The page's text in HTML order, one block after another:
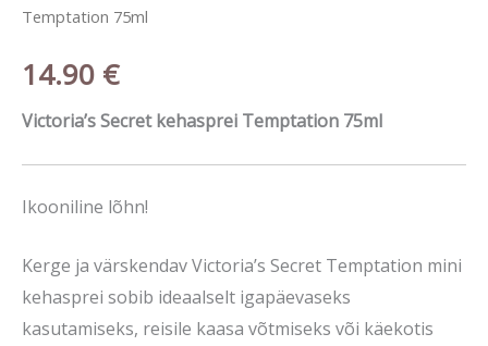
Temptation 75ml
14.90 €
Victoria’s Secret kehasprei Temptation 75ml
Ikooniline lõhn!
Kerge ja värskendav Victoria’s Secret Temptation mini
kehasprei sobib ideaalselt igapäevaseks
kasutamiseks, reisile kaasa võtmiseks või käekotis